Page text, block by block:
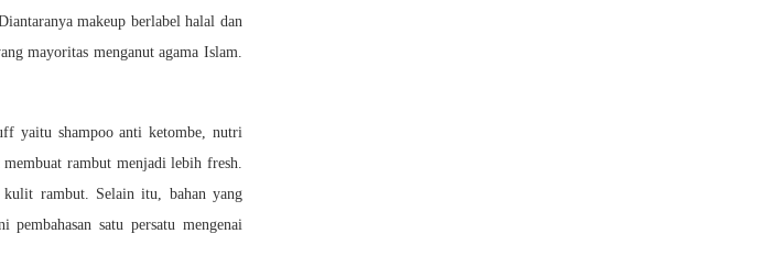
makeup berlabel halal dan
mayoritas menganut agama Islam.
yaitu shampoo anti ketombe, nutri
rambut menjadi lebih fresh.
kulit rambut. Selain itu, bahan yang
satu persatu mengenai